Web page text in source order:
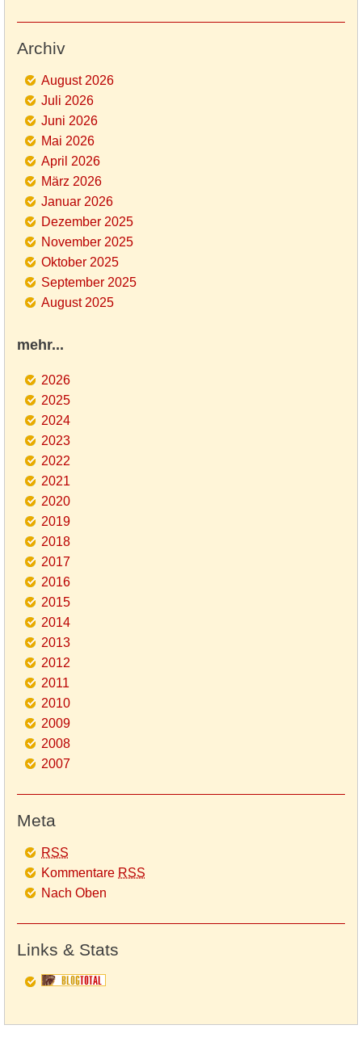
Archiv
August 2026
Juli 2026
Juni 2026
Mai 2026
April 2026
März 2026
Januar 2026
Dezember 2025
November 2025
Oktober 2025
September 2025
August 2025
mehr...
2026
2025
2024
2023
2022
2021
2020
2019
2018
2017
2016
2015
2014
2013
2012
2011
2010
2009
2008
2007
Meta
RSS
Kommentare RSS
Nach Oben
Links & Stats